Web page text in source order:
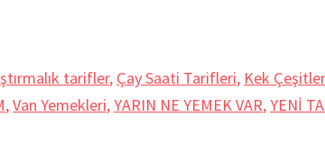
tarifler, Çay Saati Tarifleri, Kek
,Van Yemekleri,YARIN NE YEMEK VAR,YENİ